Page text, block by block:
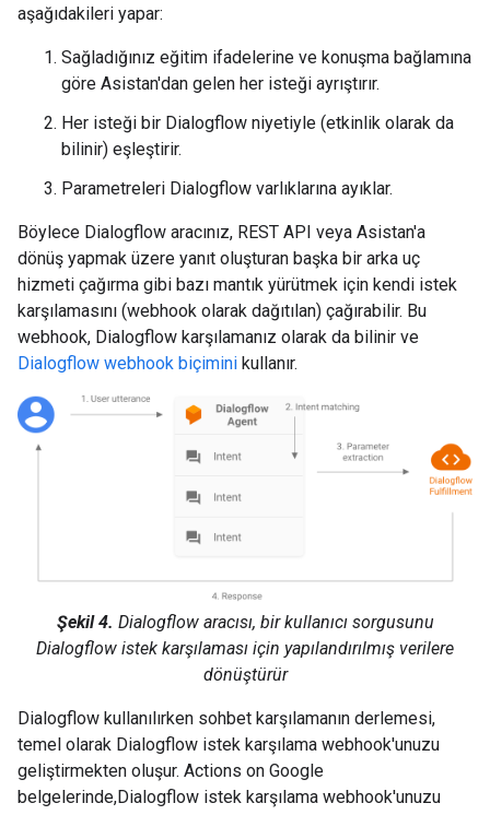
aşağıdakileri yapar:
Sağladığınız eğitim ifadelerine ve konuşma bağlamına
göre Asistan'dan gelen her isteği ayrıştırır.
Her isteği bir Dialogflow niyetiyle (etkinlik olarak da
bilinir) eşleştirir.
Parametreleri Dialogflow varlıklarına ayıklar.
Böylece Dialogflow aracınız, REST API veya Asistan'a
dönüş yapmak üzere yanıt oluşturan başka bir arka uç
hizmeti çağırma gibi bazı mantık yürütmek için kendi istek
karşılamasını (webhook olarak dağıtılan) çağırabilir. Bu
webhook, Dialogflow karşılamanız olarak da bilinir ve
Dialogflow webhook biçimini kullanır.
Şekil 4. Dialogflow aracısı, bir kullanıcı sorgusunu
Dialogflow istek karşılaması için yapılandırılmış verilere
dönüştürür
Dialogflow kullanılırken sohbet karşılamanın derlemesi,
temel olarak Dialogflow istek karşılama webhook'unuzu
geliştirmekten oluşur. Actions on Google
belgelerinde,Dialogflow istek karşılama webhook'unuzu